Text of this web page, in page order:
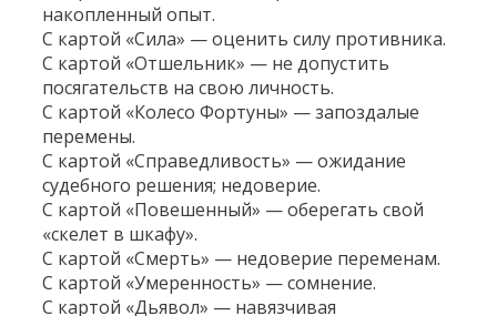
накопленный опыт.
С картой «Сила» — оценить силу противника.
С картой «Отшельник» — не допустить
посягательств на свою личность.
С картой «Колесо Фортуны» — запоздалые
перемены.
С картой «Справедливость» — ожидание
судебного решения; недоверие.
С картой «Повешенный» — оберегать свой
«скелет в шкафу».
С картой «Смерть» — недоверие переменам.
С картой «Умеренность» — сомнение.
С картой «Дьявол» — навязчивая